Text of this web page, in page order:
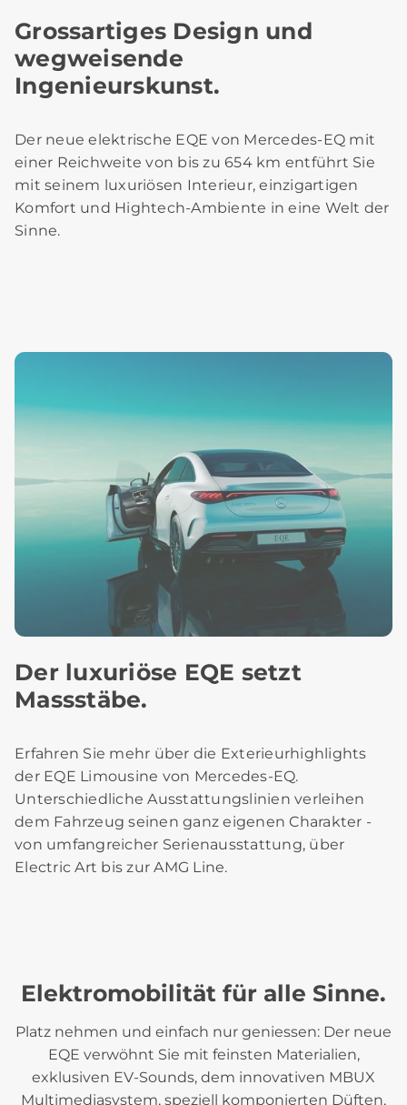
Grossartiges Design und
wegweisende
Ingenieurskunst.
Der neue elektrische EQE von Mercedes-EQ mit
einer Reichweite von bis zu 654 km entführt Sie
mit seinem luxuriösen Interieur, einzigartigen
Komfort und Hightech-Ambiente in eine Welt der
Sinne.
Der luxuriöse EQE setzt
Massstäbe.
Erfahren Sie mehr über die Exterieurhighlights
der EQE Limousine von Mercedes-EQ.
Unterschiedliche Ausstattungslinien verleihen
dem Fahrzeug seinen ganz eigenen Charakter -
von umfangreicher Serienausstattung, über
Electric Art bis zur AMG Line.
Elektromobilität für alle Sinne.
Platz nehmen und einfach nur geniessen: Der neue
EQE verwöhnt Sie mit feinsten Materialien,
exklusiven EV-Sounds, dem innovativen MBUX
Multimediasystem, speziell komponierten Düften,